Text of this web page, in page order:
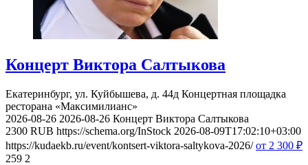
Концерт Виктора Салтыкова
Екатеринбург, ул. Куйбышева, д. 44д Концертная площадка
ресторана «Максимилианс»
2026-08-26 2026-08-26 Концерт Виктора Салтыкова
2300 RUB https://schema.org/InStock 2026-08-09T17:02:10+03:00
https://kudaekb.ru/event/kontsert-viktora-saltykova-2026/ от 2 300 ₽
259 2